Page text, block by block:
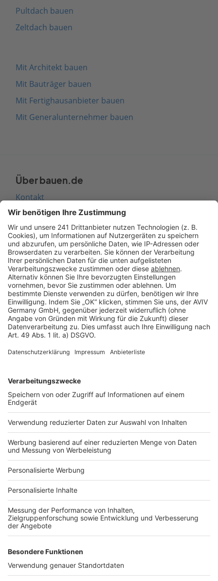
Pultdach bauen
Zeltdach bauen
Mit Architekt bauen
Mit Bauträger bauen
Mit Fertighausanbieter bauen
Mit Generalunternehmer bauen
Über bauen.de
Kontakt
Seitenaufbau
Barrierefreiheit
Cookie Einstellungen
Rechtliches
AGB-Übersicht
Datenschutz
Impressum
Services
Bauprojekt-Quiz
Häuser-Suche
Hausanbieter-Suche
Bauprojekt-Profil
Für Unternehmen
Ihre Baufirma auf bauen.de
Kostenloses Infogespräch